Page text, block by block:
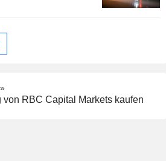
von RBC Capital Markets kaufen